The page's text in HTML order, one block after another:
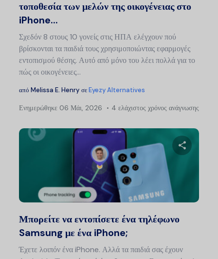
τοποθεσία των μελών της οικογένειας στο
iPhone...
Σχεδόν 8 στους 10 γονείς στις ΗΠΑ ελέγχουν πού
βρίσκονται τα παιδιά τους χρησιμοποιώντας εφαρμογές
εντοπισμού θέσης. Αυτό από μόνο του λέει πολλά για το
πώς οι οικογένειες...
από Melissa E. Henry σεEyezy Alternatives
Ενημερώθηκε 06 Μάι, 2026 4 ελάχιστος χρόνος ανάγνωσης
Μπορείτε να εντοπίσετε ένα τηλέφωνο
Samsung με ένα iPhone;
Έχετε λοιπόν ένα iPhone. Αλλά τα παιδιά σας έχουν